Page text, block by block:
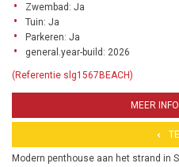
Zwembad: Ja
Tuin: Ja
Parkeren: Ja
general.year-build: 2026
(Referentie slg1567BEACH)
MEER
Modern penthouse aan het strand in